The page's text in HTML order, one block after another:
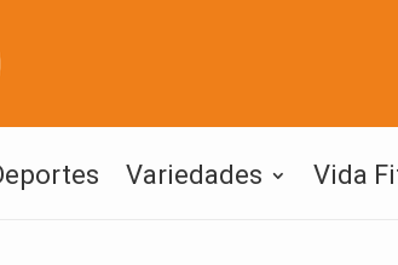
Variedades Vida